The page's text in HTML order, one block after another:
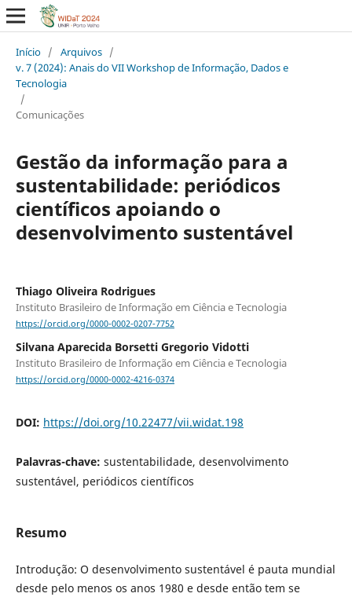
Início / Arquivos /
v. 7 (2024): Anais do VII Workshop de Informação, Dados e
Tecnologia
/
Comunicações
Gestão da informação para a
sustentabilidade: periódicos
científicos apoiando o
desenvolvimento sustentável
Thiago Oliveira Rodrigues
Instituto Brasileiro de Informação em Ciência e Tecnologia
https://orcid.org/0000-0002-0207-7752
Silvana Aparecida Borsetti Gregorio Vidotti
Instituto Brasileiro de Informação em Ciência e Tecnologia
https://orcid.org/0000-0002-4216-0374
DOI: https://doi.org/10.22477/vii.widat.198
Palavras-chave: sustentabilidade, desenvolvimento
sustentável, periódicos científicos
Resumo
Introdução: O desenvolvimento sustentável é pauta mundial
desde pelo menos os anos 1980 e desde então tem se